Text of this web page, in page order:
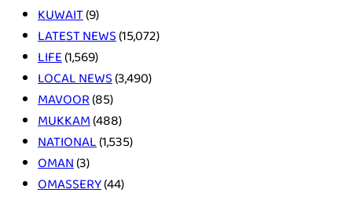
KUWAIT(9)
LATEST NEWS(15,072)
LIFE(1,569)
LOCAL NEWS(3,490)
MAVOOR(85)
MUKKAM(488)
NATIONAL(1,535)
OMAN(3)
OMASSERY(44)